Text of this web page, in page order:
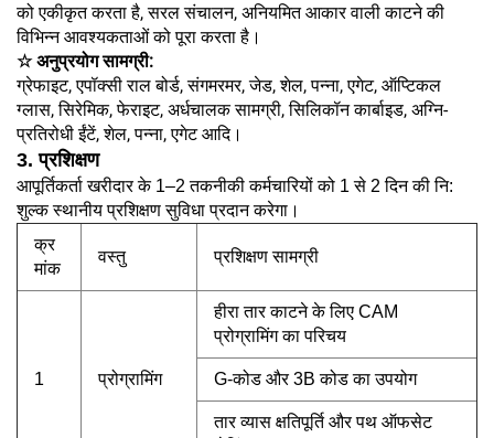
को एकीकृत करता है, सरल संचालन, अनियमित आकार वाली काटने की
विभिन्न आवश्यकताओं को पूरा करता है।
☆ अनुप्रयोग सामग्री:
ग्रेफाइट, एपॉक्सी राल बोर्ड, संगमरमर, जेड, शेल, पन्ना, एगेट, ऑप्टिकल
ग्लास, सिरेमिक, फेराइट, अर्धचालक सामग्री, सिलिकॉन कार्बाइड, अग्नि-
प्रतिरोधी ईंटें, शेल, पन्ना, एगेट आदि।
3. प्रशिक्षण
आपूर्तिकर्ता खरीदार के 1–2 तकनीकी कर्मचारियों को 1 से 2 दिन की नि:
शुल्क स्थानीय प्रशिक्षण सुविधा प्रदान करेगा।
क्र
मांक
वस्तु प्रशिक्षण सामग्री
1 प्रोग्रामिंग
हीरा तार काटने के लिए CAM
प्रोग्रामिंग का परिचय
G-कोड और 3B कोड का उपयोग
तार व्यास क्षतिपूर्ति और पथ ऑफसेट